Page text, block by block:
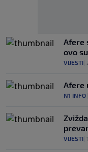
Afere
ovo
VIJESTI
Afere
N1 INFO
VIJESTI